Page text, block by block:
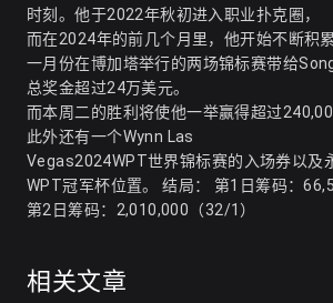
时刻。他于2022年秋初进入职业扑克圈，
而在2024年的前几个月里，他开始不断积
一月份在博加塔举行的两场锦标赛带给
总奖金超过24万美元。
而本周二的胜利将使他一举赢得超过
此外还有一个Wynn Las
Vegas2024WPT世界锦标赛的入场券以及
WPT冠军杯位置。 结局： 第1日筹码：
第2日筹码：2,010,000（32/1）
相关文章